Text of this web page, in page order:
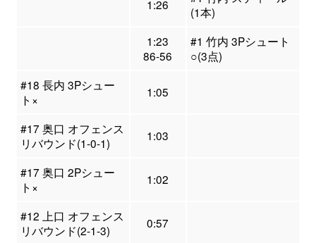
1:26
(1本)
1:23
86-56
#1 竹内 3Pシュート
○(3点)
#18 長内 3Pシュー
ト×
1:05
#17 奥口 オフェンス
リバウンド(1-0-1)
1:03
#17 奥口 2Pシュー
ト×
1:02
#12 上口 オフェンス
リバウンド(2-1-3)
0:57